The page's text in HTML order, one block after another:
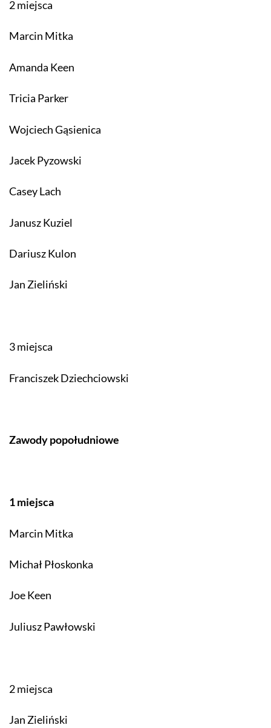
2 miejsca
Marcin Mitka
Amanda Keen
Tricia Parker
Wojciech Gąsienica
Jacek Pyzowski
Casey Lach
Janusz Kuziel
Dariusz Kulon
Jan Zieliński
3 miejsca
Franciszek Dziechciowski
Zawody popołudniowe
1 miejsca
Marcin Mitka
Michał Płoskonka
Joe Keen
Juliusz Pawłowski
2 miejsca
Jan Zieliński